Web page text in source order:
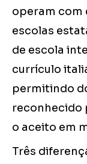
operam com
escolas
de escola
currículo
permitindo
reconhecido
o aceito em
Três